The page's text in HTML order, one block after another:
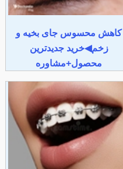
کاهش محسوس جای بخیه و
زخم◀خرید جدیدترین
محصول+مشاوره